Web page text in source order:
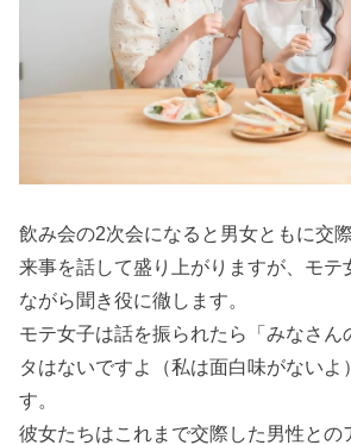
飲み会の2次会になると男女ともに交
来事を話して盛り上がりますが、モテ
ながら聞き役に徹します。
モテ女子は話を振られたら「みなさん
タはないですよ（私は面白味がないよ
す。
彼女たちはこれまで交際した男性との